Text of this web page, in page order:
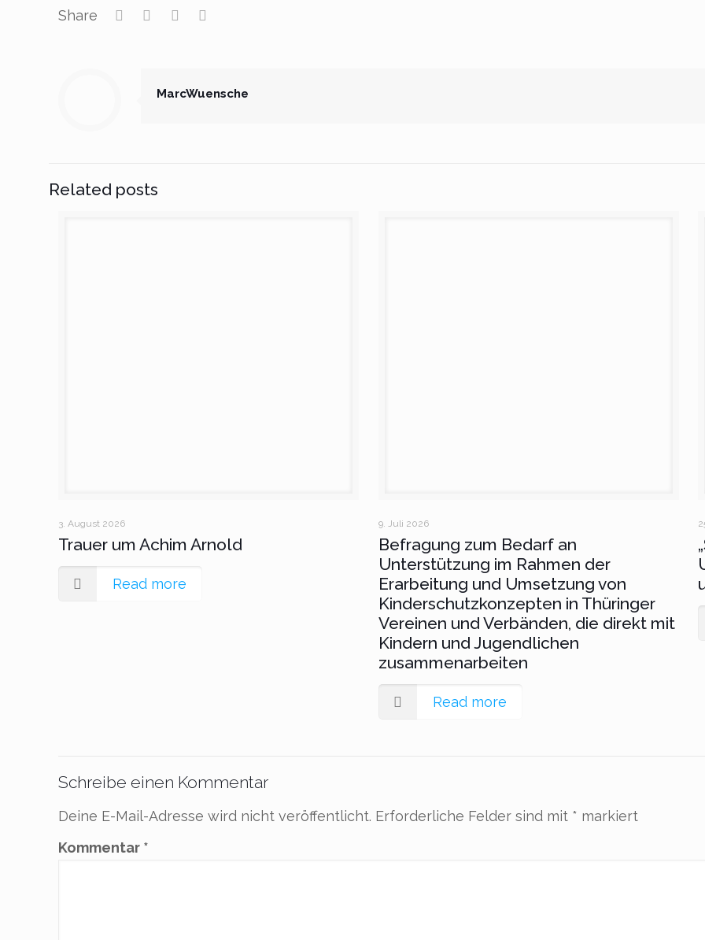
Share
MarcWuensche
Related posts
3. August 2026
Trauer um Achim Arnold
Read more
9. Juli 2026
Befragung zum Bedarf an
Unterstützung im Rahmen der
Erarbeitung und Umsetzung von
Kinderschutzkonzepten in Thüringer
Vereinen und Verbänden, die direkt mit
Kindern und Jugendlichen
zusammenarbeiten
Read more
Schreibe einen Kommentar
Deine E-Mail-Adresse wird nicht veröffentlicht. Erforderliche Felder sind mit * markiert
Kommentar *